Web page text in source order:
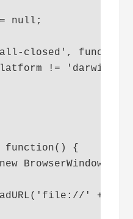
= null;
all-closed',
!= 'darwin')
function() {
' +